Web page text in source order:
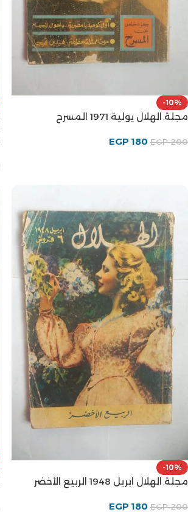
-10%
مجلة الهلال يولية 1971 المسرح
EGP200
EGP 180
-10%
مجلة الهلال ابريل 1948 الربيع الأخضر
EGP200
EGP 180